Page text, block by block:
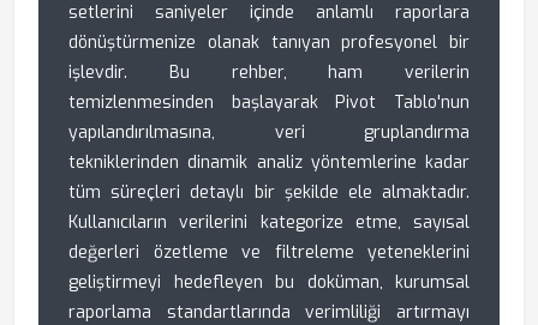
setlerini saniyeler içinde anlamlı raporlara
dönüştürmenize olanak tanıyan profesyonel bir
işlevdir. Bu rehber, ham verilerin
temizlenmesinden başlayarak Pivot Tablo'nun
yapılandırılmasına, veri gruplandırma
tekniklerinden dinamik analiz yöntemlerine kadar
tüm süreçleri detaylı bir şekilde ele almaktadır.
Kullanıcıların verilerini kategorize etme, sayısal
değerleri özetleme ve filtreleme yeteneklerini
geliştirmeyi hedefleyen bu doküman, kurumsal
raporlama standartlarında verimliliği artırmayı